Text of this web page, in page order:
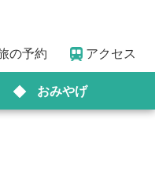
の予約 アクセス
おみやげ